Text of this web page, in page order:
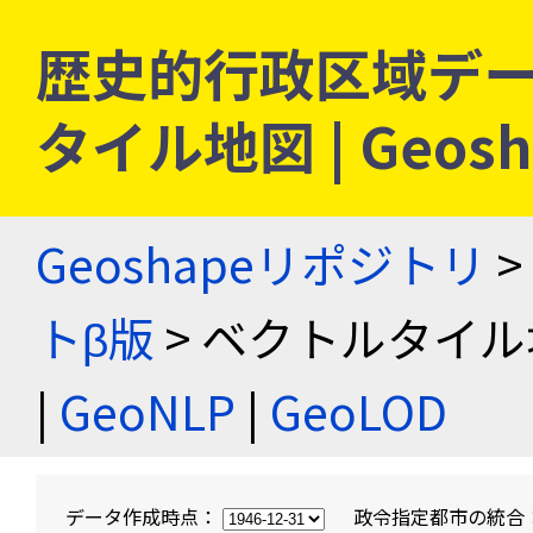
歴史的行政区域デ
タイル地図 |
Geoshapeリポジトリ >
トβ版 > ベクトルタイ
| GeoNLP | GeoLOD
データ作成時点： 政令指定都市の統